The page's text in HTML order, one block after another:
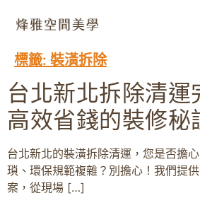
標籤: 裝潢拆除
台北新北拆除清運
高效省錢的裝修秘
台北新北的裝潢拆除清運，您是否擔
瑣、環保規範複雜？別擔心！我們提
案，從現場 […]